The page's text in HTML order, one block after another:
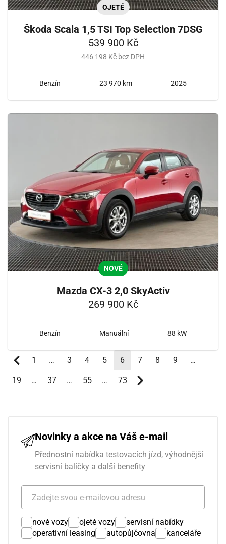
OJETÉ
Škoda Scala 1,5 TSI Top Selection 7DSG
539 900 Kč
446 198 Kč bez DPH
Benzín 23 970 km 2025
NOVÉ
Mazda CX-3 2,0 SkyActiv
269 900 Kč
Benzín Manuální 88 kW
1 … 3 4 5 6(aktuální)
7 8 9 …
19 … 37 … 55 … 73
Novinky a akce na Váš e-mail
Přednostní nabídka testovacích jízd, výhodnější
servisní balíčky a další benefity
nové vozy ojeté vozy
servisní nabídky
operativní leasing
autopůjčovna
kanceláře